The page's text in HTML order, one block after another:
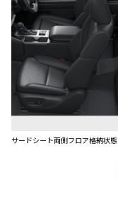
サードシート両側フロア格納状態